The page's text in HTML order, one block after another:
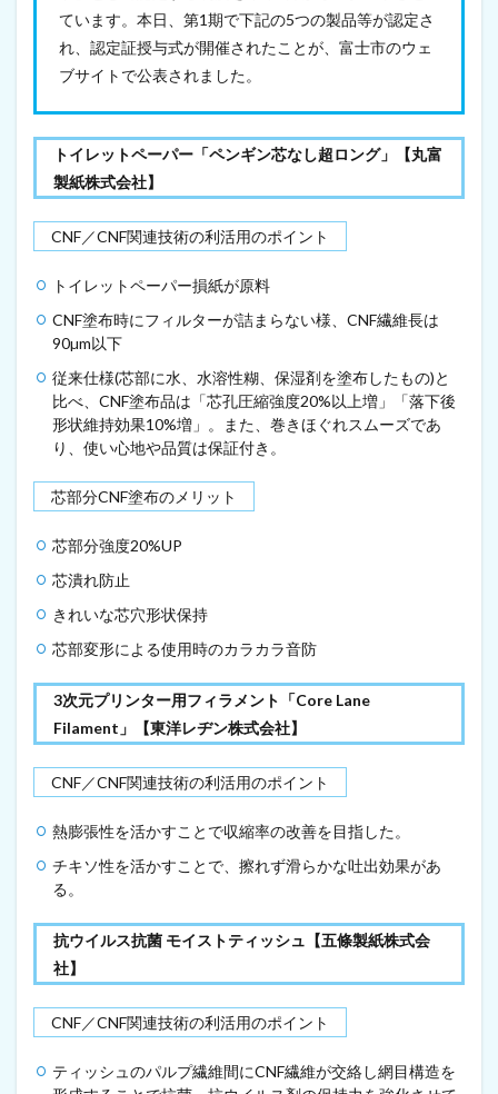
日
N
F
を
た
ん
ぱ
質
修
飾
る
こ
と
で
3
D
細
培
に
し
た
基
材
を
開
発
2
0
2
1
年
9
月
2
3
日
）
4
木
と
ています。本日、第1期で下記の5つの製品等が認定さ
れ、認定証授与式が開催されたことが、富士市のウェ
ブサイトで公表されました。
トイレットペーパー「ペンギン芯なし超ロング」【丸富
製紙株式会社】
CNF／CNF関連技術の利活用のポイント
トイレットペーパー損紙が原料
CNF塗布時にフィルターが詰まらない様、CNF繊維長は
90µm以下
従来仕様(芯部に水、水溶性糊、保湿剤を塗布したもの)と
比べ、CNF塗布品は「芯孔圧縮強度20%以上増」「落下後
形状維持効果10%増」。また、巻きほぐれスムーズであ
り、使い心地や品質は保証付き。
芯部分CNF塗布のメリット
芯部分強度20%UP
芯潰れ防止
きれいな芯穴形状保持
芯部変形による使用時のカラカラ音防
3次元プリンター用フィラメント「Core Lane
Filament」【東洋レヂン株式会社】
CNF／CNF関連技術の利活用のポイント
熱膨張性を活かすことで収縮率の改善を目指した。
チキソ性を活かすことで、擦れず滑らかな吐出効果があ
る。
抗ウイルス抗菌 モイストティッシュ【五條製紙株式会
社】
CNF／CNF関連技術の利活用のポイント
ティッシュのパルプ繊維間にCNF繊維が交絡し網目構造を